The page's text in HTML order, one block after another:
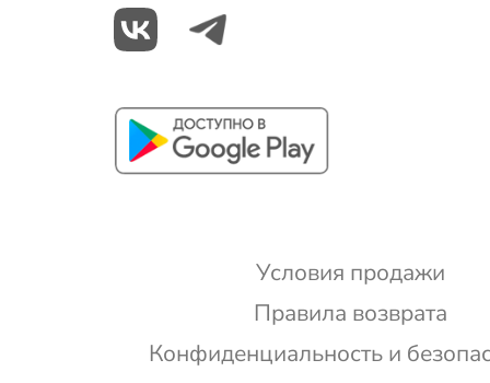
Условия продажи
Правила возврата
Конфиденциальность и